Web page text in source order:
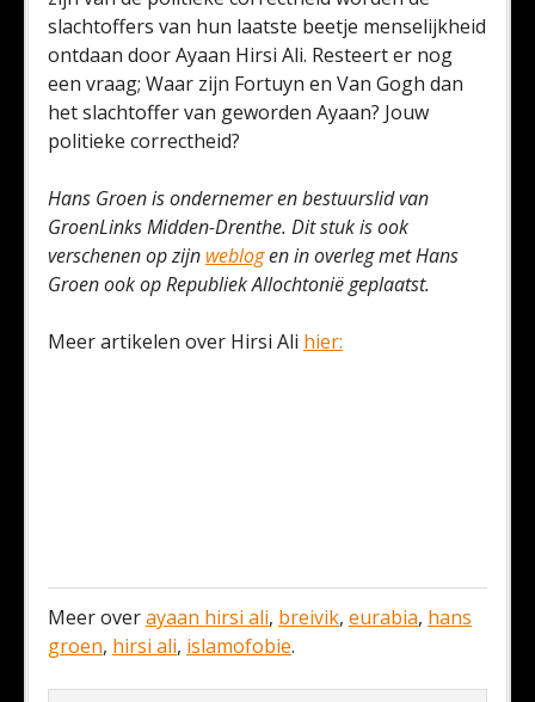
slachtoffers van hun laatste beetje menselijkheid
ontdaan door Ayaan Hirsi Ali. Resteert er nog
een vraag; Waar zijn Fortuyn en Van Gogh dan
het slachtoffer van geworden Ayaan? Jouw
politieke correctheid?
Hans Groen is ondernemer en bestuurslid van
GroenLinks Midden-Drenthe. Dit stuk is ook
verschenen op zijn weblogen in overleg met Hans
Groen ook op Republiek Allochtonië geplaatst.
Meer artikelen over Hirsi Ali hier:
Meer overayaan hirsi ali, breivik, eurabia, hans
groen, hirsi ali, islamofobie.